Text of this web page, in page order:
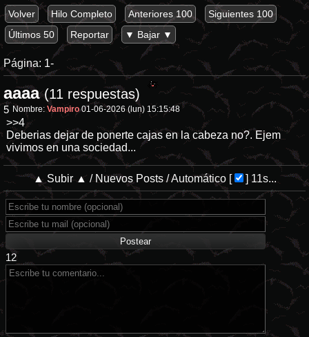
Volver Hilo Completo Anteriores 100
Siguientes 100
Últimos 50
Reportar ▼ Bajar ▼
Página: 1-
aaaa(11 respuestas)
5 Nombre:Vampiro 01-06-2026 (lun) 15:15:48
>>4
Deberias dejar de ponerte cajas en la cabeza no?. Ejem
vivimos en una sociedad...
▲ Subir ▲ / Nuevos Posts/Automático[ ] 11s...
12